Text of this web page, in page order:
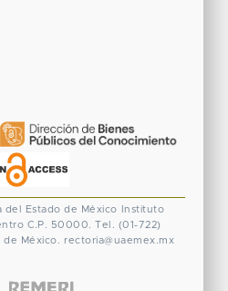
del Estado de México
Instituto
C.P. 50000. Tel. (01-722)
México. rectoria@uaemex.mx